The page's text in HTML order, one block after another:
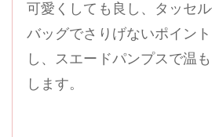
可愛くしても良し、タッセ
バッグでさりげないポイン
し、スエードパンプスで温
します。